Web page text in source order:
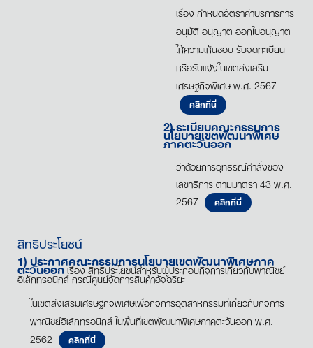
เรื่อง กำหนดอัตราค่าบริการการ
อนุมัติ อนุญาต ออกใบอนุญาต
ให้ความเห็นชอบ รับจดทะเบียน
หรือรับแจ้งในเขตส่งเสริม
เศรษฐกิจพิเศษ พ.ศ. 2567
คลิกที่นี่
2) ระเบียบคณะกรรมการ
นโยบายเขตพัฒนาพิเศษ
ภาคตะวันออก
ว่าด้วยการอุทธรณ์คำสั่งของ
เลขาธิการ ตามมาตรา 43 พ.ศ.
2567
คลิกที่นี่
สิทธิประโยชน์
1) ประกาศคณะกรรมการนโยบายเขตพัฒนาพิเศษภาค
ตะวันออกเรื่อง สิทธิประโยชน์สำหรับผู้ประกอบกิจการเกี่ยวกับพาณิชย์
อิเล็กทรอนิกส์ กรณีศูนย์จัดการสินค้าอัจฉริยะ
ในเขตส่งเสริมเศรษฐกิจพิเศษเพื่อกิจการอุตสาหกรรมที่เกี่ยวกับกิจการ
พาณิชย์อิเล็กทรอนิกส์ ในพื้นที่เขตพัฒนาพิเศษภาคตะวันออก พ.ศ.
2562
คลิกที่นี่